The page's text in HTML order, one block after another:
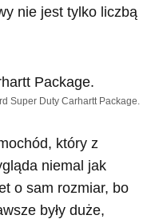
nie jest tylko liczbą
Super Duty Carhartt Package.
który z
niemal jak
o sam rozmiar, bo
były duże,